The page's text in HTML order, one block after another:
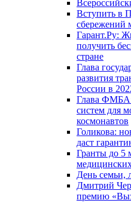
Вступить в
сбережений
Гарант.Ру:
получить
стране
Глава
развития
России в
Глава ФМБА:
систем для
космонавтов
Голикова:
даст
Гранты до 5
День семьи,
Дмитрий
премию